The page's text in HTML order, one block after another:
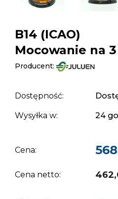
B14 (ICAO)
Mocowanie na
Producent:
Dostępność:
Wysyłka w: 24
Cena:
Cena netto: